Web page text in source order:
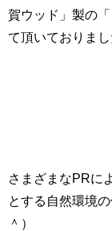
賀ウッド」製の
て頂いておりまし
さまざまなPRに
とする自然環境
＾）